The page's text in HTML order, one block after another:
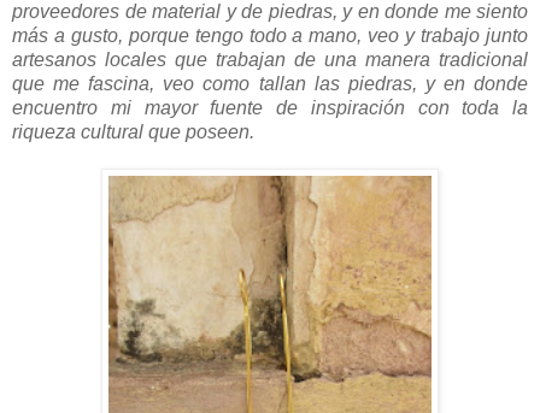
proveedores de material y de piedras, y en donde me siento
más a gusto, porque tengo todo a mano, veo y trabajo junto
artesanos locales que trabajan de una manera tradicional
que me fascina, veo como tallan las piedras, y en donde
encuentro mi mayor fuente de inspiración con toda la
riqueza cultural que poseen.